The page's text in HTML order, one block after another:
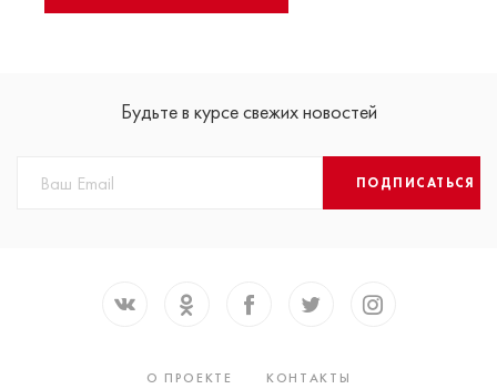
Будьте в курсе свежих новостей
ПОДПИСАТЬСЯ
О ПРОЕКТЕ
КОНТАКТЫ